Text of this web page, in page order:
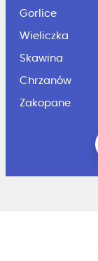
Gorlice
Wieliczka
Skawina
Chrzanów
Zakopane